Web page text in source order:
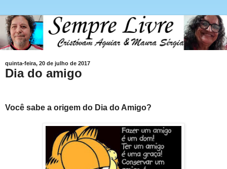
quinta-feira, 20 de julho de 2017
Dia do amigo
Você sabe a origem do Dia do Amigo?